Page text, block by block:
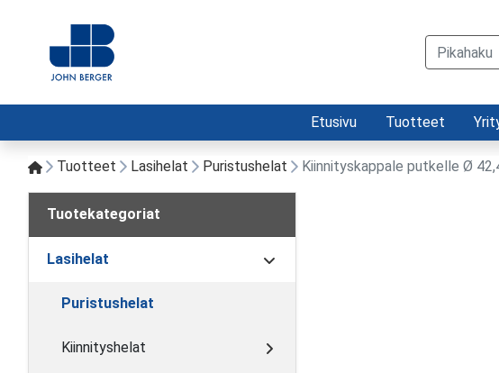
Etusivu Tuotteet
Tuotteet Lasihelat Puristushelat Kiinnityskappale putkelle Ø
Tuotekategoriat
Lasihelat
Puristushelat
Kiinnityshelat